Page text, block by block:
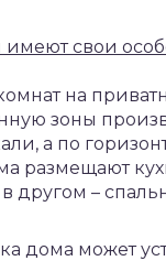
имеют свои
на
зоны
а по
размещают
в другом –
дома может